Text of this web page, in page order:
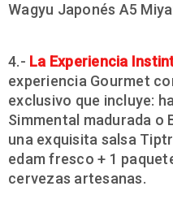
Wagyu Japonés A5
4.- La Experiencia
experiencia Gourmet
exclusivo que incluye:
Simmental madurada o
una exquisita salsa
edam fresco + 1
cervezas artesanas.